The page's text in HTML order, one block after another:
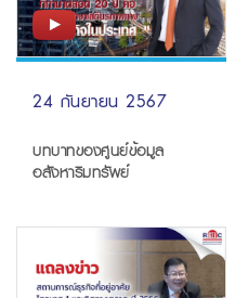
24 กันยายน 2567
บทบาทของศูนย์ข้อมูล
อสังหาริมทรัพย์